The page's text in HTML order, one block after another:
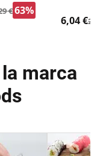
€63%
6,04 €
marca